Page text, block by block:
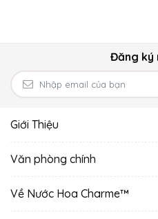
Đăng ký
Giới Thiệu
Văn phòng chính
Về Nước Hoa Charme™